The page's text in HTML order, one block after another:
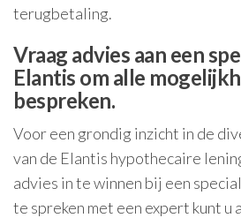
terugbetaling.
Vraag advies aan een
Elantis om alle
bespreken.
Voor een grondig inzicht in de
van de Elantis hypothecaire
advies in te winnen bij een
te spreken met een expert kunt